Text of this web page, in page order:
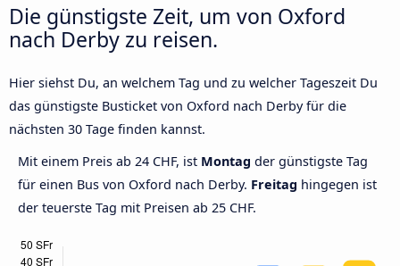
Die günstigste Zeit, um von Oxford
nach Derby zu reisen.
Hier siehst Du, an welchem Tag und zu welcher Tageszeit Du
das günstigste Busticket von Oxford nach Derby für die
nächsten 30 Tage finden kannst.
Mit einem Preis ab 24 CHF, ist Montag der günstigste Tag
für einen Bus von Oxford nach Derby. Freitag hingegen ist
der teuerste Tag mit Preisen ab 25 CHF.